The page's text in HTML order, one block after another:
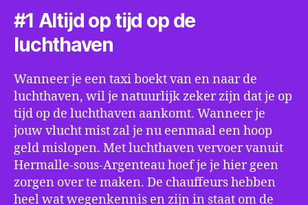
#1 Altijd op tijd op de
luchthaven
Wanneer je een taxi boekt van en naar de
luchthaven, wil je natuurlijk zeker zijn dat je op
tijd op de luchthaven aankomt. Wanneer je
jouw vlucht mist zal je nu eenmaal een hoop
geld mislopen. Met luchthaven vervoer vanuit
Hermalle-sous-Argenteau hoef je je hier geen
zorgen over te maken. De chauffeurs hebben
heel wat wegenkennis en zijn in staat om de